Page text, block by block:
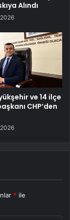
Alındı
ve 14 ilçe
CHP’den
* ile